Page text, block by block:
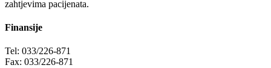
zahtjevima pacijenata.
Finansije
Tel: 033/226-871
Fax: 033/226-871